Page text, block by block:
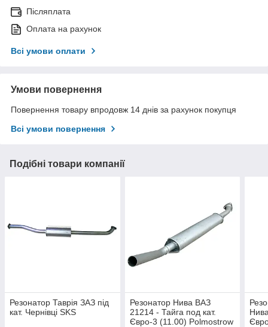
Післяплата
Оплата на рахунок
Всі умови оплати
Умови повернення
Повернення товару впродовж 14 днів за рахунок покупця
Всі умови повернення
Подібні товари компанії
Резонатор Таврія ЗАЗ під
кат. Чернівці SKS
Резонатор Нива ВАЗ
21214 - Тайга под кат.
Євро-3 (11.00) Polmostrow